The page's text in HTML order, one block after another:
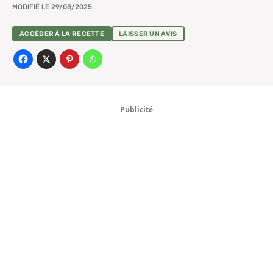
MODIFIÉ LE 29/08/2025
ACCÉDER À LA RECETTE LAISSER UN AVIS
Publicité